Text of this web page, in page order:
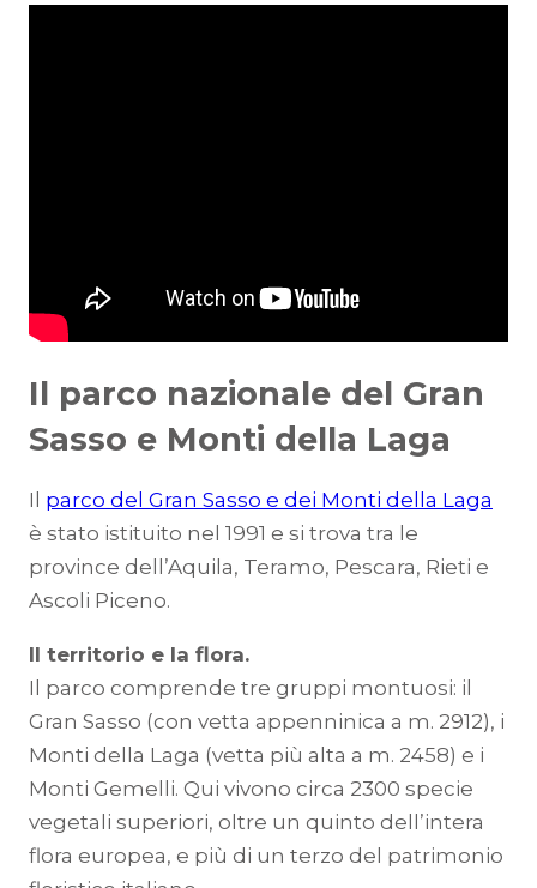
Il parco nazionale del Gran
Sasso e Monti della Laga
Il parco del Gran Sasso e dei Monti della Laga
è stato istituito nel 1991 e si trova tra le
province dell’Aquila, Teramo, Pescara, Rieti e
Ascoli Piceno.
Il territorio e la flora.
Il parco comprende tre gruppi montuosi: il
Gran Sasso (con vetta appenninica a m. 2912), i
Monti della Laga (vetta più alta a m. 2458) e i
Monti Gemelli. Qui vivono circa 2300 specie
vegetali superiori, oltre un quinto dell’intera
flora europea, e più di un terzo del patrimonio